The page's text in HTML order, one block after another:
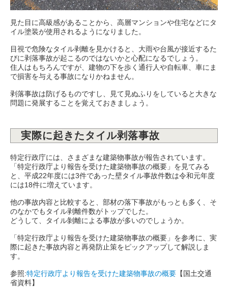
見た目に高級感があることから、高層マンションや住宅などにタ
イル塗装が使用されるようになりました。
目視で危険なタイル剥離を見かけると、大雨や台風が接近するた
びに剥落事故が起こるのではないかと心配になるでしょう。
住人はもちろんですが、建物の下を歩く通行人や自転車、車にま
で損害を与える事故になりかねません。
剥落事故は防げるものですし、見て見ぬふりをしていると大きな
問題に発展することを覚えておきましょう。
実際に起きたタイル剥落事故
特定行政庁には、さまざまな建築物事故が報告されています。
「特定行政庁より報告を受けた建築物事故の概要」を見てみる
と、平成22年度には3件であった壁タイル事故件数は令和元年度
には18件に増えています。
他の事故内容と比較すると、部材の落下事故がもっとも多く、そ
のなかでもタイル剥離件数がトップでした。
どうして、タイル剝離による事故が多いのでしょうか。
「特定行政庁より報告を受けた建築物事故の概要」を参考に、実
際に起きた事故内容と再発防止策をピックアップして解説しま
す。
参照:特定行政庁より報告を受けた建築物事故の概要 【国土交通
省資料】